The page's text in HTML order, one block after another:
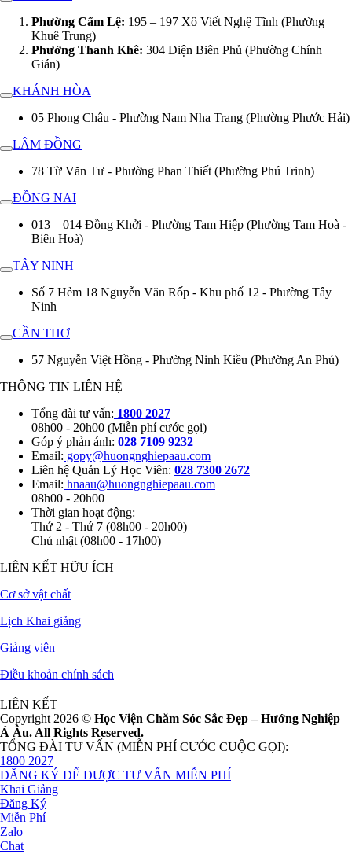
Phường Cẩm Lệ: 195 – 197 Xô Viết Nghệ Tĩnh (Phường
Khuê Trung)
Phường Thanh Khê: 304 Điện Biên Phủ (Phường Chính
Gián)
KHÁNH HÒA
05 Phong Châu - Phường Nam Nha Trang (Phường Phước Hải)
LÂM ĐỒNG
78 Từ Văn Tư - Phường Phan Thiết (Phường Phú Trinh)
ĐỒNG NAI
013 – 014 Đồng Khởi - Phường Tam Hiệp (Phường Tam Hoà -
Biên Hoà)
TÂY NINH
Số 7 Hẻm 18 Nguyễn Văn Rốp - Khu phố 12 - Phường Tây
Ninh
CẦN THƠ
57 Nguyễn Việt Hồng - Phường Ninh Kiều (Phường An Phú)
THÔNG TIN LIÊN HỆ
Tổng đài tư vấn: 1800 2027
08h00 - 20h00 (Miễn phí cước gọi)
Góp ý phản ánh: 028 7109 9232
Email: gopy@huongnghiepaau.com
Liên hệ Quản Lý Học Viên: 028 7300 2672
Email: hnaau@huongnghiepaau.com
08h00 - 20h00
Thời gian hoạt động:
Thứ 2 - Thứ 7 (08h00 - 20h00)
Chủ nhật (08h00 - 17h00)
LIÊN KẾT HỮU ÍCH
Cơ sở vật chất
Lịch Khai giảng
Giảng viên
Điều khoản chính sách
LIÊN KẾT
Copyright 2026 © Học Viện Chăm Sóc Sắc Đẹp – Hướng Nghiệp
Á Âu. All Rights Reserved.
TỔNG ĐÀI TƯ VẤN (MIỄN PHÍ CƯỚC CUỘC GỌI):
1800 2027
ĐĂNG KÝ ĐỂ ĐƯỢC TƯ VẤN MIỄN PHÍ
Khai Giảng
Đăng Ký
Miễn Phí
Zalo
Chat